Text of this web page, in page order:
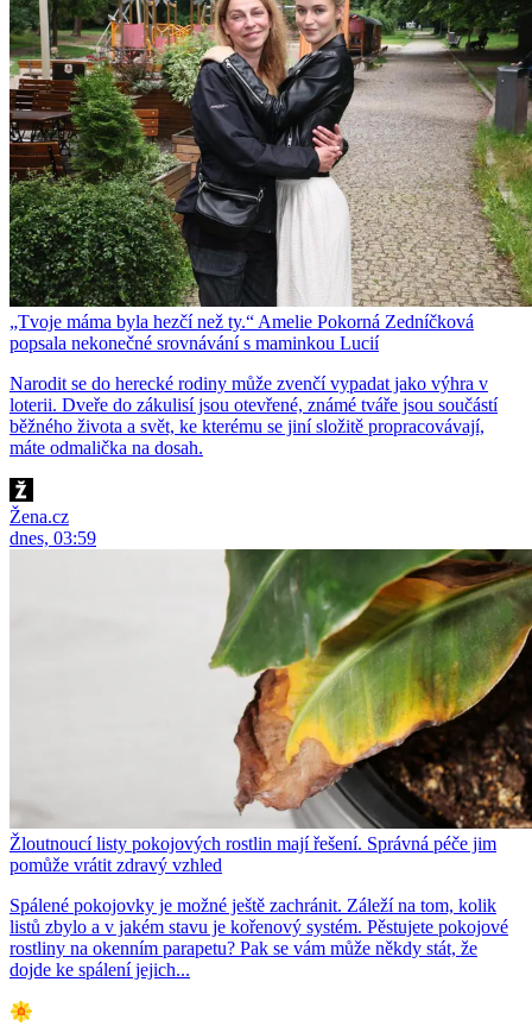
„Tvoje máma byla hezčí než ty.“ Amelie Pokorná Zedníčková
popsala nekonečné srovnávání s maminkou Lucií
Narodit se do herecké rodiny může zvenčí vypadat jako výhra v
loterii. Dveře do zákulisí jsou otevřené, známé tváře jsou součástí
běžného života a svět, ke kterému se jiní složitě propracovávají,
máte odmalička na dosah.
Žena.cz
dnes, 03:59
Žloutnoucí listy pokojových rostlin mají řešení. Správná péče jim
pomůže vrátit zdravý vzhled
Spálené pokojovky je možné ještě zachránit. Záleží na tom, kolik
listů zbylo a v jakém stavu je kořenový systém. Pěstujete pokojové
rostliny na okenním parapetu? Pak se vám může někdy stát, že
dojde ke spálení jejich...